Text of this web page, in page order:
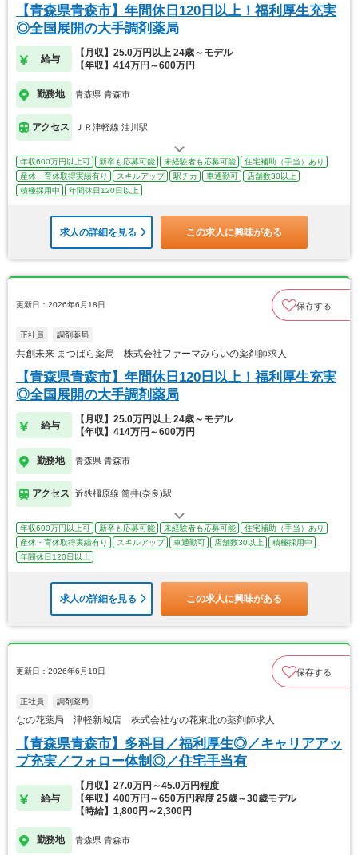
【青森県青森市】年間休日120日以上！福利厚生充実
◎全国展開の大手調剤薬局
給与
【月収】25.0万円以上 24歳～モデル
【年収】414万円～600万円
勤務地 青森県 青森市
アクセス ＪＲ津軽線 油川駅
年収600万円以上可 新卒も応募可能 未経験者も応募可能
住宅補助（手当）あり
産休・育休取得実績有り
スキルアップ 駅チカ 車通勤可
店舗数30以上
積極採用中
年間休日120日以上
求人の詳細を見る この求人に興味がある
更新日：2026年6月18日 保存する
正社員 調剤薬局
共創未来 まつばら薬局 株式会社ファーマみらいの薬剤師求人
【青森県青森市】年間休日120日以上！福利厚生充実
◎全国展開の大手調剤薬局
給与
【月収】25.0万円以上 24歳～モデル
【年収】414万円～600万円
勤務地 青森県 青森市
アクセス 近鉄橿原線 筒井(奈良)駅
年収600万円以上可 新卒も応募可能 未経験者も応募可能
住宅補助（手当）あり
産休・育休取得実績有り
スキルアップ 車通勤可 店舗数30以上
積極採用中
年間休日120日以上
求人の詳細を見る この求人に興味がある
更新日：2026年6月18日 保存する
正社員 調剤薬局
なの花薬局 津軽新城店 株式会社なの花東北の薬剤師求人
【青森県青森市】多科目／福利厚生◎／キャリアアッ
プ充実／フォロー体制◎／住宅手当有
給与
【月収】27.0万円～45.0万円程度
【年収】400万円～650万円程度 25歳～30歳モデル
【時給】1,800円～2,300円
勤務地 青森県 青森市